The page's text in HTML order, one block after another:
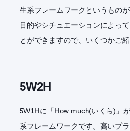
生系フレームワークというものが
目的やシチュエーションによっ
とができますので、いくつかご紹
5W2H
5W1Hに「How much(いくら)」
系フレームワークです。高いプ